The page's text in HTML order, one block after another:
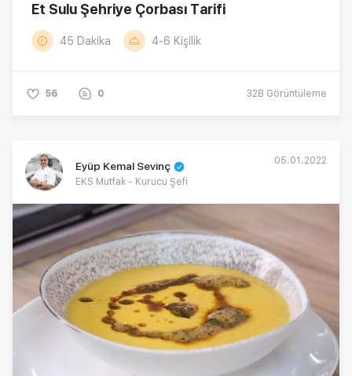
Et Sulu Şehriye Çorbası Tarifi
45 Dakika 4-6 Kişilik
56 0 32B Görüntüleme
Eyüp Kemal Sevinç
EKS Mutfak - Kurucu Şefi
05.01.2022